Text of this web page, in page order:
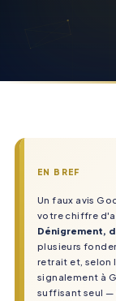
EN BREF
Un faux avis
votre chiffre
Dénigrement,
plusieurs
retrait et, selon
signalement à
suffisant seul —